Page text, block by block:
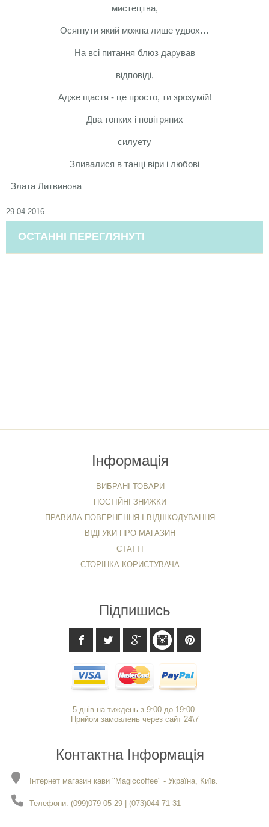
мистецтва,
Осягнути який можна лише удвох…
На всі питання блюз дарував
відповіді,
Адже щастя - це просто, ти зрозумій!
Два тонких і повітряних
силуету
Зливалися в танці віри і любові
Злата Литвинова
29.04.2016
ОСТАННІ ПЕРЕГЛЯНУТІ
Інформація
ВИБРАНІ ТОВАРИ
ПОСТІЙНІ ЗНИЖКИ
ПРАВИЛА ПОВЕРНЕННЯ І ВІДШКОДУВАННЯ
ВІДГУКИ ПРО МАГАЗИН
СТАТТІ
СТОРІНКА КОРИСТУВАЧА
Підпишись
5 днів на тиждень з 9:00 до 19:00.
Прийом замовлень через сайт 24\7
Контактна Інформація
Інтернет магазин кави "Magiccoffee" - Україна, Київ.
Телефони: (099)079 05 29 | (073)044 71 31